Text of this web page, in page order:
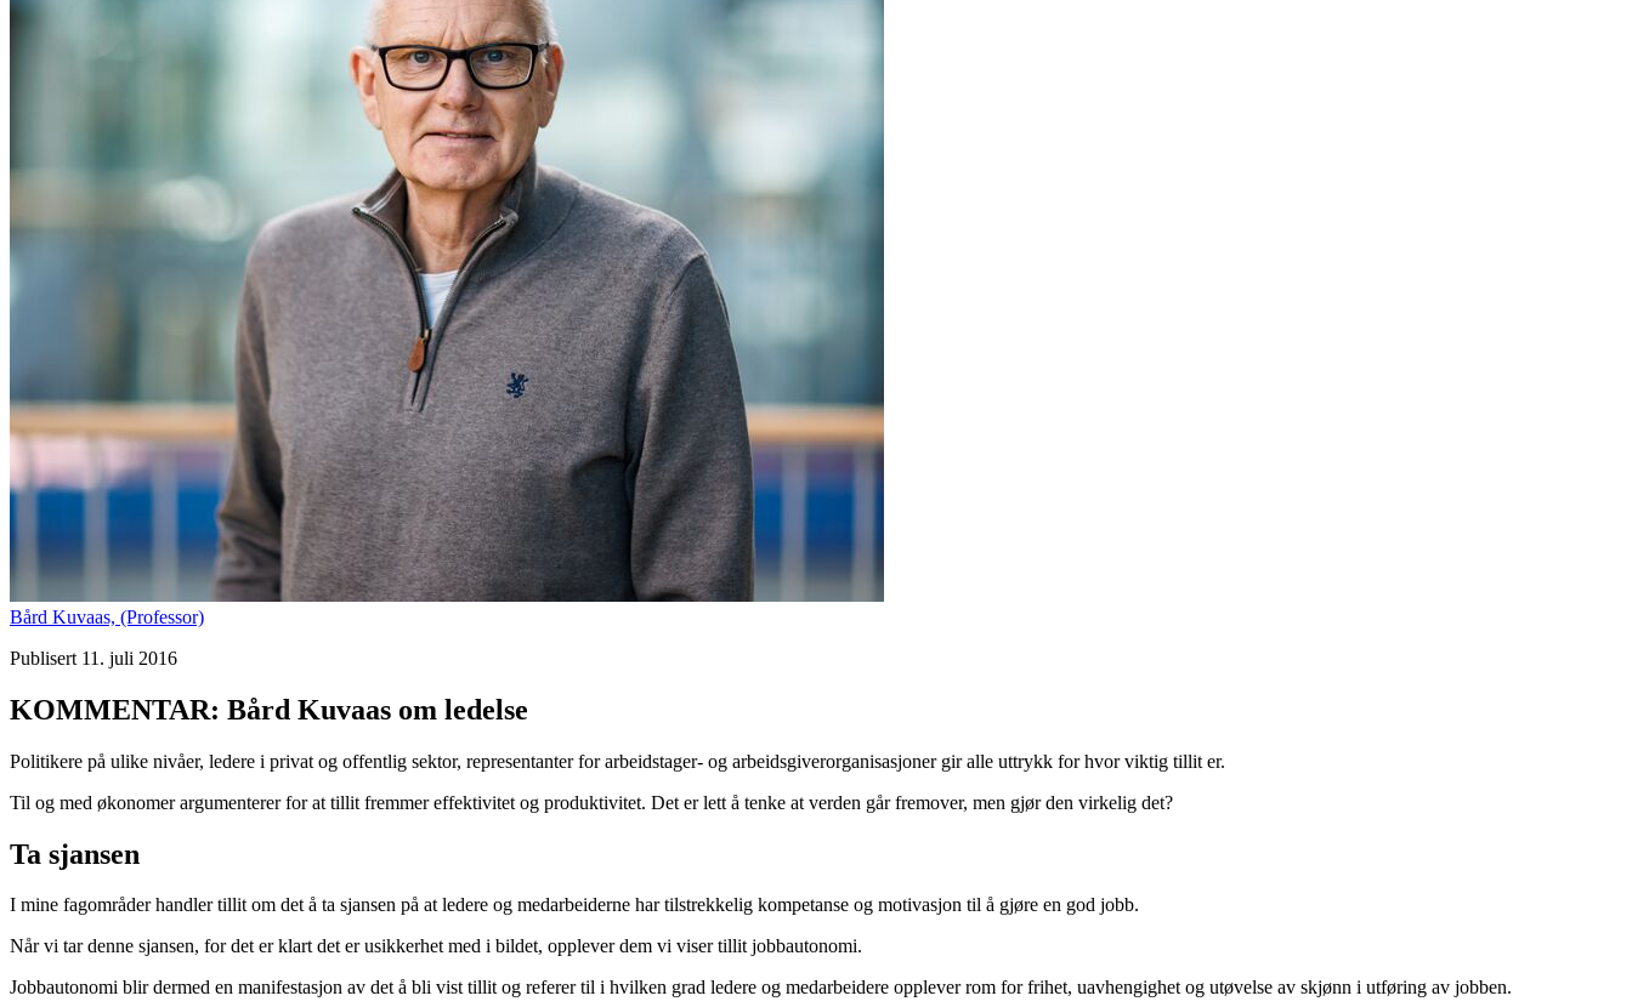
Bård Kuvaas, (Professor)
Publisert 11. juli 2016
KOMMENTAR: Bård Kuvaas om ledelse
Politikere på ulike nivåer, ledere i privat og offentlig sektor, representanter for arbeidstager- og arbeidsgiverorganisasjoner gir alle uttrykk for hvor viktig tillit er.
Til og med økonomer argumenterer for at tillit fremmer effektivitet og produktivitet. Det er lett å tenke at verden går fremover, men gjør den virkelig det?
Ta sjansen
I mine fagområder handler tillit om det å ta sjansen på at ledere og medarbeiderne har tilstrekkelig kompetanse og motivasjon til å gjøre en god jobb.
Når vi tar denne sjansen, for det er klart det er usikkerhet med i bildet, opplever dem vi viser tillit jobbautonomi.
Jobbautonomi blir dermed en manifestasjon av det å bli vist tillit og referer til i hvilken grad ledere og medarbeidere opplever rom for frihet, uavhengighet og utøvelse av skjønn i utføring av jobben.